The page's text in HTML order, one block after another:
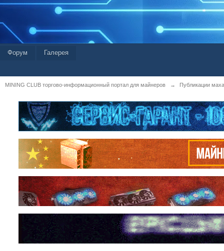
Форум Галерея
MINING CLUB торгово-информационный портал для майнеров → Публикации